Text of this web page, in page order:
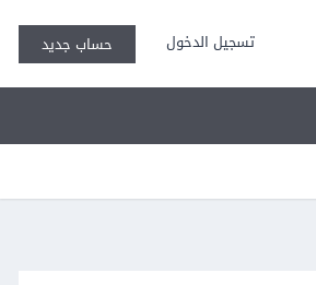
تسجيل الدخول حساب جديد